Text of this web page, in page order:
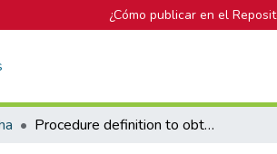
¿Cómo publicar en el
Procedure definition to obtain a fermented drink from the coffee pulp